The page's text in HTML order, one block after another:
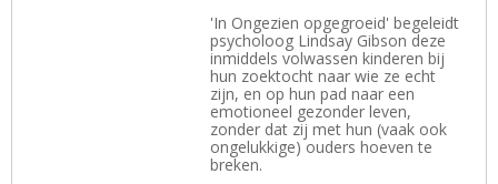
'In Ongezien opgegroeid' begeleidt
psycholoog Lindsay Gibson deze
inmiddels volwassen kinderen bij
hun zoektocht naar wie ze echt
zijn, en op hun pad naar een
emotioneel gezonder leven,
zonder dat zij met hun (vaak ook
ongelukkige) ouders hoeven te
breken.